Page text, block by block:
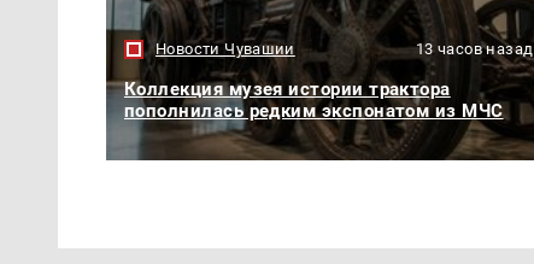
Новости Чувашии 13 часов назад
Коллекция музея истории трактора
пополнилась редким экспонатом из МЧС